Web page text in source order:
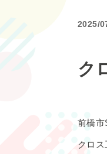
2025/
ク
前橋市
クロス